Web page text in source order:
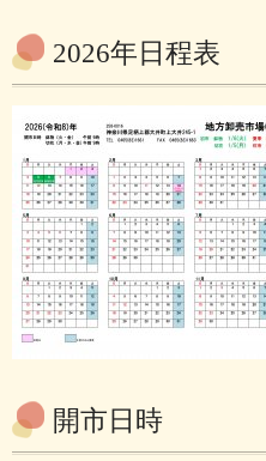
2026年日程表
開市日時